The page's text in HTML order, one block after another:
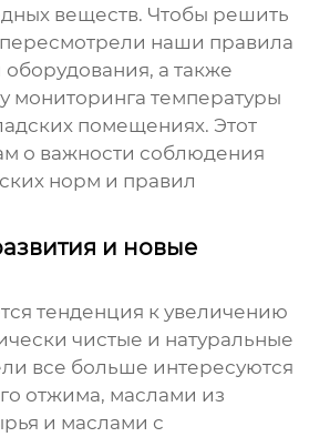
веществ. Чтобы решить
наши правила
а также
мониторинга температуры
помещениях. Этот
о важности соблюдения
норм и правил
и новые
тенденция к увеличению
чистые и натуральные
все больше интересуются
отжима, маслами из
и маслами с